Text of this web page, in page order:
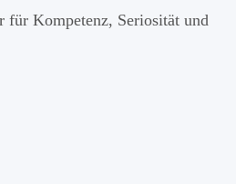
für Kom­pe­tenz, Seri­osi­tät und